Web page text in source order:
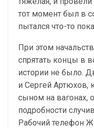
тот момент был в
пытался что-то
При этом
спрятать концы в
истории не было.
и Сергей Артюхов,
сыном на вагонах,
подробности
Рабочий телефон